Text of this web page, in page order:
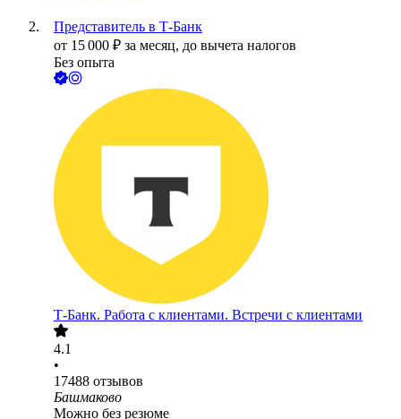
Представитель в Т-Банк
от 15 000 ₽ за месяц, до вычета налогов
Без опыта
Т-Банк. Работа с клиентами. Встречи с клиентами
4.1
•
17488 отзывов
Башмаково
Можно без резюме